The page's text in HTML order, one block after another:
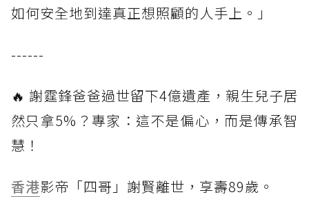
如何安全地到達真正想照顧的人手上。」
------
🔥 謝霆鋒爸爸過世留下4億遺產，親生兒子居
然只拿5%？專家：這不是偏心，而是傳承智
慧！
香港影帝「四哥」謝賢離世，享壽89歲。